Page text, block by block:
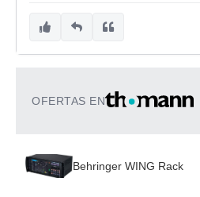
OFERTAS EN
Behringer WING Rack